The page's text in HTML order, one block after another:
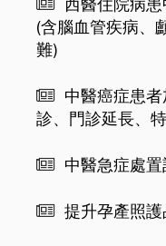
(含腦血管疾病、
難)
中醫癌症患
診、門診延長、
中醫急症處
提升孕產照